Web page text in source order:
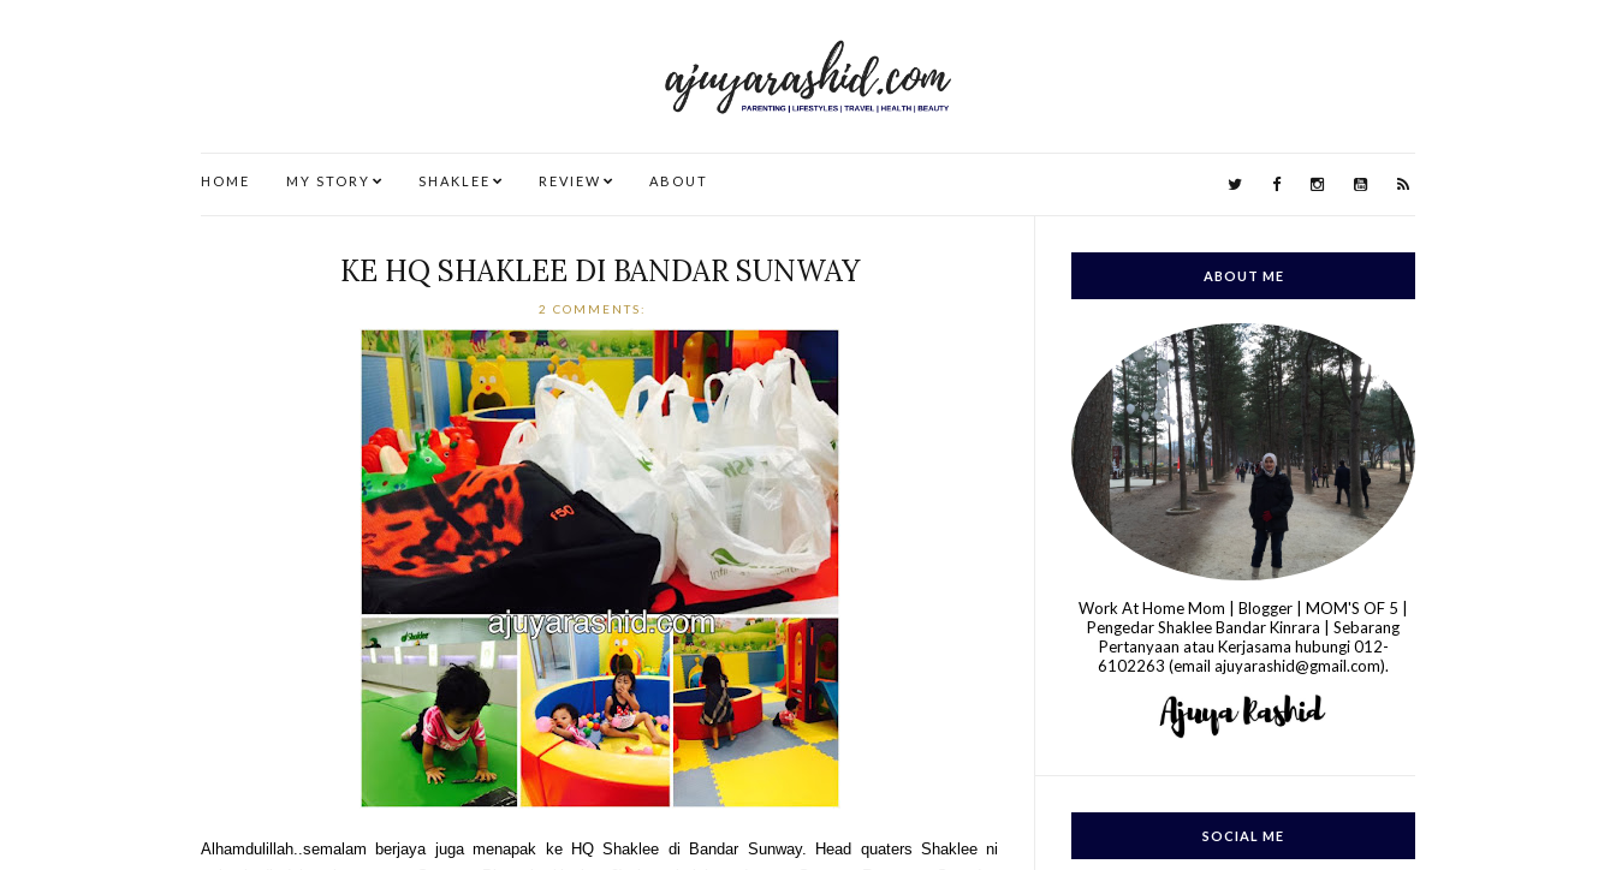
HOME MY STORY SHAKLEE REVIEW ABOUT
KE HQ SHAKLEE DI BANDAR SUNWAY
2 COMMENTS:
Alhamdulillah..semalam berjaya juga menapak ke HQ Shaklee di Bandar Sunway. Head quaters Shaklee ni
ABOUT ME
Work At Home Mom | Blogger | MOM'S OF 5 |
Pengedar Shaklee Bandar Kinrara | Sebarang
Pertanyaan atau Kerjasama hubungi 012-
6102263 (email ajuyarashid@gmail.com).
SOCIAL ME